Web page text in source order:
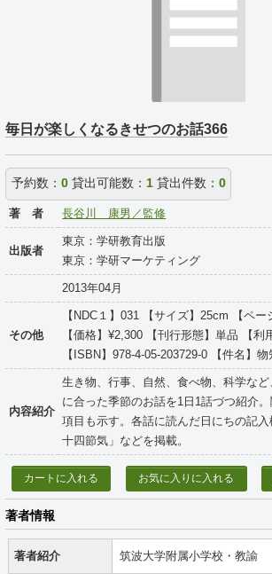
毎日が楽しくなるきせつのお話366
予約数： 0貸出可能数： 1貸出件数： 0
著 者 長谷川 康男／監修
出版者
東京：学研教育出版
東京：学研マーケティング
2013年04月
その他
【NDC１】031 【サイズ】25cm 【ペー
【価格】¥2,300 【刊行形態】単品 【利
【ISBN】978-4-05-203729-0 【件名】
内容紹介
生き物、行事、自然、食べ物、科学な
に合った季節のお話を1日1話づつ紹介
項目も示す。各話に読んだ日にちの記
十四節気」などを掲載。
カートに入れる お気に入りに入れる
著者情報
著者紹介 筑波大学附属小学校・教諭